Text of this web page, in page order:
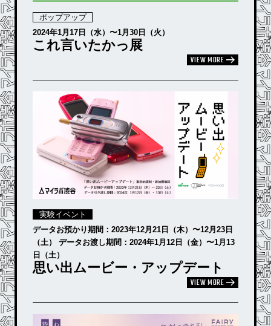
ポップアップ
2024年1月17日（水）〜1月30日（火）
これ言いたかっ展
VIEW MORE
実験イベント
データお預かり期間：2023年12月21日（木）〜12月23日
（土） データお渡し期間：2024年1月12日（金）〜1月13
日（土）
思い出ムービー・アップデート
VIEW MORE